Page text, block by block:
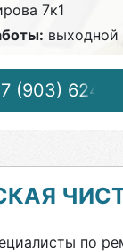
7к1
выходной
(903) 624-
по